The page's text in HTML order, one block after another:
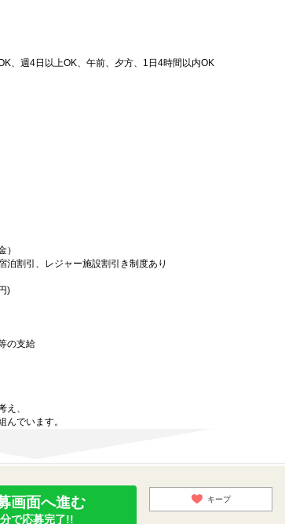
、週4日以上OK、午前、夕方、1日4時間以内OK
）
泊割引、レジャー施設割引き制度あり
)
の支給
え、
でいます。
画面へ進む
で応募完了!!
キープ